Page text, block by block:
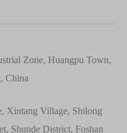
Zone, Huangpu Town,
China
Xintang Village, Shilong
Shunde District, Foshan